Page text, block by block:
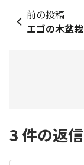
前の投稿
エゴの木盆栽
3 件の返信